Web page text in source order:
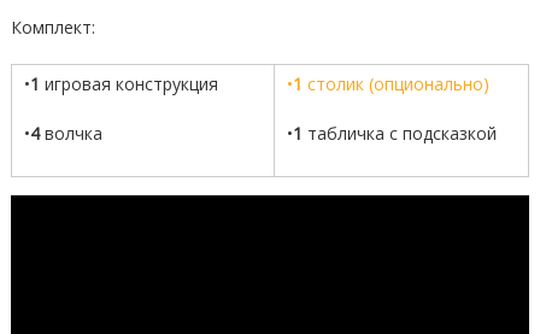
Комплект:
•1 игровая конструкция
•4волчка
•1 столик (опционально)
•1 табличка с подсказкой